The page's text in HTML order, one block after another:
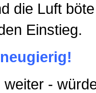
die Luft
Einstieg.
-